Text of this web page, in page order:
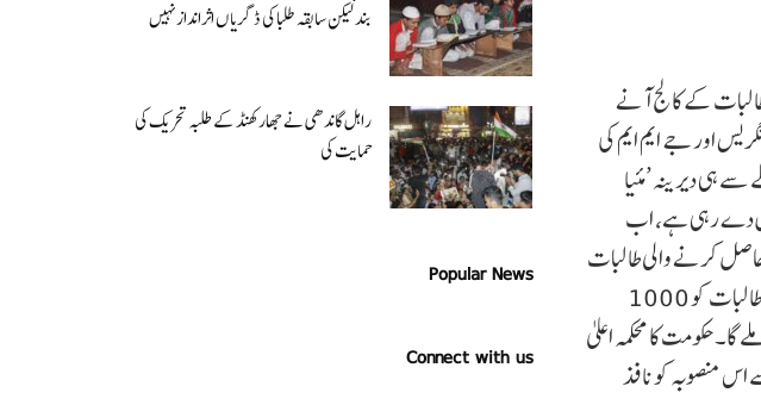
کے کالج آنے
اور جے ایم ایم کی
ہی دیرینہ ’مئیا
معاشی مدد کی شکل میں دے رہی ہے، اب
کرنے والی طالبات
کو ہر ماہ 1000 روپے ’سفری بھتہ‘ دے گی۔ دی گئی جانکاری کے مطابق کالج میں تعلیم حاصل کرنے والی طالبات کو 1000
گا۔ حکومت کا محکمہ اعلیٰ
مالی سال 26۔2025 کے تعلیمی سیشن سے اس منصوبہ کو نافذ
بند لیکن سابقہ طلبا کی ڈگریا ں اثرانداز نہیں
راہل گاندھی نے جھارکھنڈ کے طلبہ تحریک کی
حمایت کی
Popular News
Connect with us